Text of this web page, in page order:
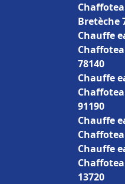
Bretèche
Chauffe
78140
Chauffe
91190
Chauffe
Chauffe
13720